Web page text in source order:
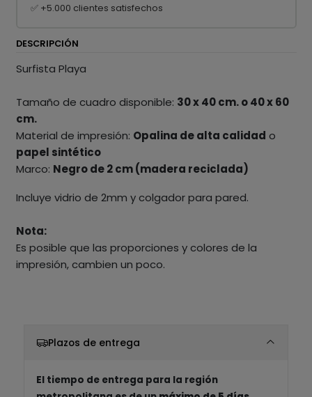
✅ +5.000 clientes satisfechos
DESCRIPCIÓN
Surfista Playa
Tamaño de cuadro disponible: 30 x 40 cm. o 40 x 60
cm.
Material de impresión: Opalina de alta calidad o
papel sintético
Marco: Negro de 2 cm (madera reciclada)
Incluye vidrio de 2mm y colgador para pared.
Nota:
Es posible que las proporciones y colores de la
impresión, cambien un poco.
Plazos de entrega
El tiempo de entrega para la región